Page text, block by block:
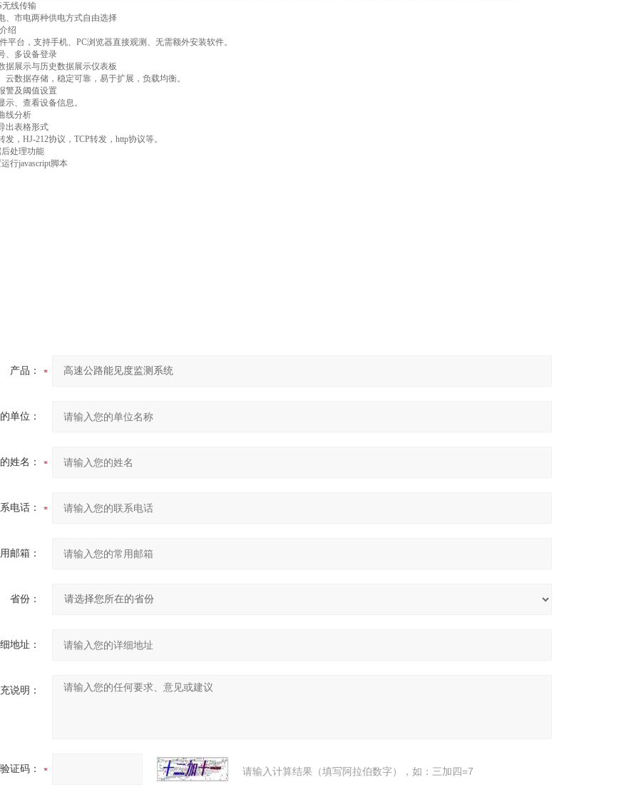
无线传输
、市电两种供电方式自由选择
绍
平台，支持手机、PC浏览器直接观测、无需额外安装软件。
、多设备登录
据展示与历史数据展示仪表板
云数据存储，稳定可靠，易于扩展，负载均衡。
警及阈值设置
示、查看设备信息。
线分析
出表格形式
发，HJ-212协议，TCP转发，http协议等。
后处理功能
行javascript脚本
产品：
单位：
姓名：
电话：
邮箱：
省份：
地址：
说明：
验证码： 请输入计算结果（填写阿拉伯数字），如：三加四=7